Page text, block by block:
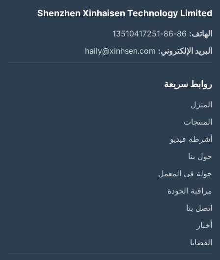
Shenzhen Xinhaisen Technology
86-86-13510417251
الإلكتروني: haily@xinhsen.com
سريعة
فيديو
بنا
في المعمل
الجودة
بنا